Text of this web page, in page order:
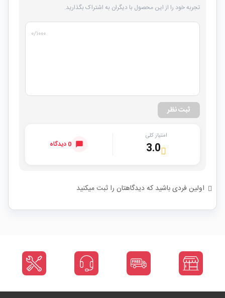
تجربه خود را از این محصول با دیگران به اشتراک بگذارید.
۰/۱۰۰۰
ثبت نظر
امتیاز کلی
3.0 0 دیدگاه
اولین فردی باشید که دیدگاهتان را ثبت میکنید